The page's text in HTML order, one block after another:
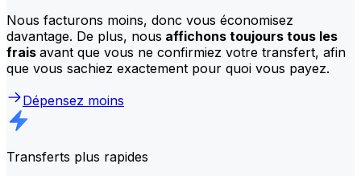
Nous facturons moins, donc vous économisez
davantage. De plus, nous affichons toujours tous les
frais avant que vous ne confirmiez votre transfert, afin
que vous sachiez exactement pour quoi vous payez.
Dépensez moins
Transferts plus rapides